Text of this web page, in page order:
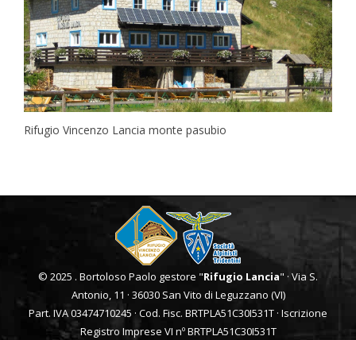
Rifugio Vincenzo Lancia monte pasubio
© 2025 . Bortoloso Paolo gestore "Rifugio Lancia" · Via S.
Antonio, 11 · 36030 San Vito di Leguzzano (VI)
Part. IVA 03474710245 · Cod. Fisc. BRTPLA51C30I531T · Iscrizione
Registro Imprese VI nº BRTPLA51C30I531T